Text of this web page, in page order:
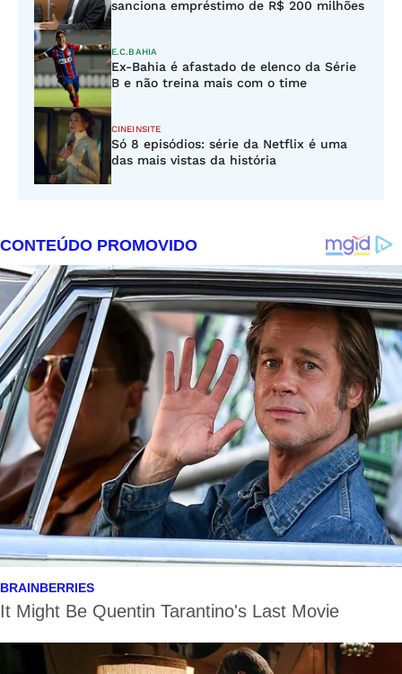
sanciona empréstimo de R$ 200 milhões
E.C.BAHIA
Ex-Bahia é afastado de elenco da Série
B e não treina mais com o time
CINEINSITE
Só 8 episódios: série da Netflix é uma
das mais vistas da história